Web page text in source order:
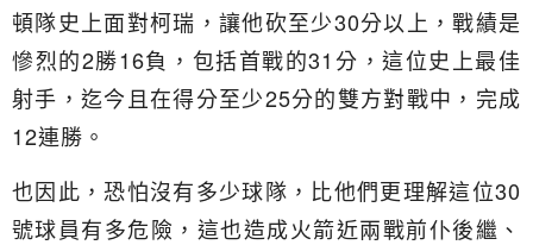
頓隊史上面對柯瑞，讓他砍至少30分以上，戰績是
慘烈的2勝16負，包括首戰的31分，這位史上最佳
射手，迄今且在得分至少25分的雙方對戰中，完成
12連勝。
也因此，恐怕沒有多少球隊，比他們更理解這位30
號球員有多危險，這也造成火箭近兩戰前仆後繼、